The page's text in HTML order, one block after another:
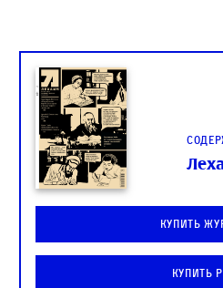
Купить
Купить